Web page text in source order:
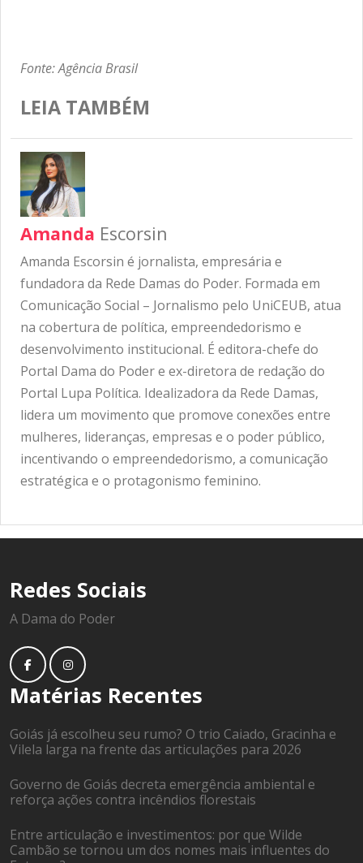
Fonte: Agência Brasil
LEIA TAMBÉM
Amanda Escorsin
Amanda Escorsin é jornalista, empresária e
fundadora da Rede Damas do Poder. Formada em
Comunicação Social – Jornalismo pelo UniCEUB, atua
na cobertura de política, empreendedorismo e
desenvolvimento institucional. É editora-chefe do
Portal Dama do Poder e ex-diretora de redação do
Portal Lupa Política. Idealizadora da Rede Damas,
lidera um movimento que promove conexões entre
mulheres, lideranças, empresas e o poder público,
incentivando o empreendedorismo, a comunicação
estratégica e o protagonismo feminino.
Redes Sociais
A Dama do Poder
Matérias Recentes
Goiás já escolheu seu rumo? O trio Caiado, Gracinha e
Vilela larga na frente das articulações para 2026
Governo de Goiás decreta emergência ambiental e
reforça ações contra incêndios florestais
Entre articulação e investimentos: por que Wilde
Cambão se tornou um dos nomes mais influentes do